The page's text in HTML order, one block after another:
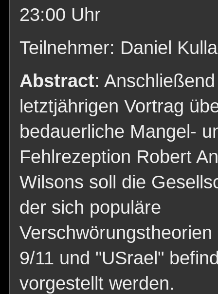
23:00 Uhr
Teilnehmer: Daniel Kulla
Abstract:
letztjährigen Vortrag
bedauerliche Mangel-
Fehlrezeption Robert
Wilsons soll die
der sich populäre
Verschwörungstheorien
9/11 und "USrael"
vorgestellt werden.